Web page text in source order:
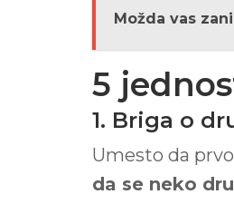
Možda vas
5
1. Briga o
Umesto da
da se neko